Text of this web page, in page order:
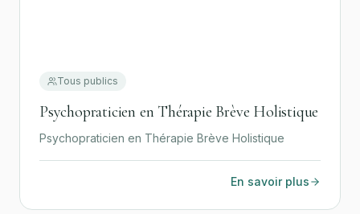
Tous publics
Psychopraticien en Thérapie Brève Holistique
Psychopraticien en Thérapie Brève Holistique
En savoir plus